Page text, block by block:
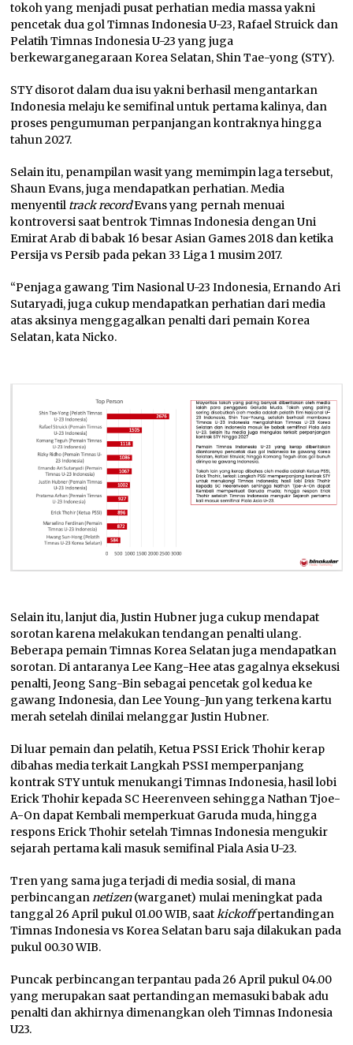
tokoh yang menjadi pusat perhatian media massa yakni
pencetak dua gol Timnas Indonesia U-23, Rafael Struick dan
Pelatih Timnas Indonesia U-23 yang juga
berkewarganegaraan Korea Selatan, Shin Tae-yong (STY).
STY disorot dalam dua isu yakni berhasil mengantarkan
Indonesia melaju ke semifinal untuk pertama kalinya, dan
proses pengumuman perpanjangan kontraknya hingga
tahun 2027.
Selain itu, penampilan wasit yang memimpin laga tersebut,
Shaun Evans, juga mendapatkan perhatian. Media
menyentil track recordEvans yang pernah menuai
kontroversi saat bentrok Timnas Indonesia dengan Uni
Emirat Arab di babak 16 besar Asian Games 2018 dan ketika
Persija vs Persib pada pekan 33 Liga 1 musim 2017.
“Penjaga gawang Tim Nasional U-23 Indonesia, Ernando Ari
Sutaryadi, juga cukup mendapatkan perhatian dari media
atas aksinya menggagalkan penalti dari pemain Korea
Selatan, kata Nicko.
Selain itu, lanjut dia, Justin Hubner juga cukup mendapat
sorotan karena melakukan tendangan penalti ulang.
Beberapa pemain Timnas Korea Selatan juga mendapatkan
sorotan. Di antaranya Lee Kang-Hee atas gagalnya eksekusi
penalti, Jeong Sang-Bin sebagai pencetak gol kedua ke
gawang Indonesia, dan Lee Young-Jun yang terkena kartu
merah setelah dinilai melanggar Justin Hubner.
Di luar pemain dan pelatih, Ketua PSSI Erick Thohir kerap
dibahas media terkait Langkah PSSI memperpanjang
kontrak STY untuk menukangi Timnas Indonesia, hasil lobi
Erick Thohir kepada SC Heerenveen sehingga Nathan Tjoe-
A-On dapat Kembali memperkuat Garuda muda, hingga
respons Erick Thohir setelah Timnas Indonesia mengukir
sejarah pertama kali masuk semifinal Piala Asia U-23.
Tren yang sama juga terjadi di media sosial, di mana
perbincangannetizen(warganet) mulai meningkat pada
tanggal 26 April pukul 01.00 WIB, saatkickoffpertandingan
Timnas Indonesia vs Korea Selatan baru saja dilakukan pada
pukul 00.30 WIB.
Puncak perbincangan terpantau pada 26 April pukul 04.00
yang merupakan saat pertandingan memasuki babak adu
penalti dan akhirnya dimenangkan oleh Timnas Indonesia
U23.